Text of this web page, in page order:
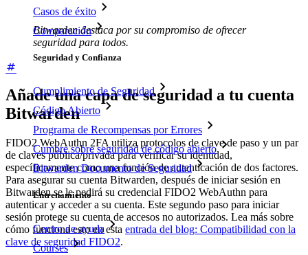
Casos de éxito
Comparación
Seguridad y Confianza
Cumplimiento de Seguridad
Código Abierto
Programa de Recompensas por Errores
Cumbre sobre seguridad de código abierto
Bitwarden Documento de Seguridad
Entrenamiento
Centro de ayuda
Courses
Bitwarden destaca por su compromiso de ofrecer
seguridad para todos.
Añade una capa de seguridad a tu cuenta
Bitwarden
FIDO2 WebAuthn 2FA utiliza protocolos de clave de paso y un par
de claves pública/privada para verificar su identidad,
específicamente como una función de autenticación de dos factores.
Para asegurar su cuenta Bitwarden, después de iniciar sesión en
Bitwarden se le pedirá su credencial FIDO2 WebAuthn para
autenticar y acceder a su cuenta. Este segundo paso para iniciar
sesión protege su cuenta de accesos no autorizados. Lea más sobre
cómo funciona esto en esta entrada del blog: Compatibilidad con la
clave de seguridad FIDO2.